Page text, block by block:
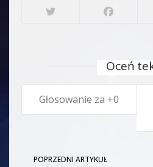
Oceń
0
POPRZEDNI ARTYKUŁ